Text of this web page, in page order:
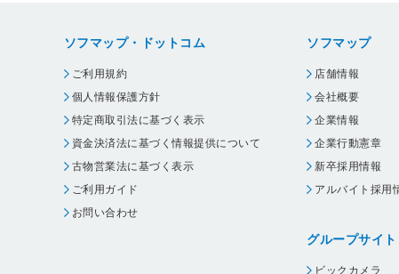
ソフマップ・ドットコム
ご利用規約
個人情報保護方針
特定商取引法に基づく表示
資金決済法に基づく情報提供について
古物営業法に基づく表示
ご利用ガイド
お問い合わせ
ソフマップ
店舗情報
会社概要
企業情報
企業行動憲章
新卒採用情報
アルバイト採用
グループサイト
ビックカメラ